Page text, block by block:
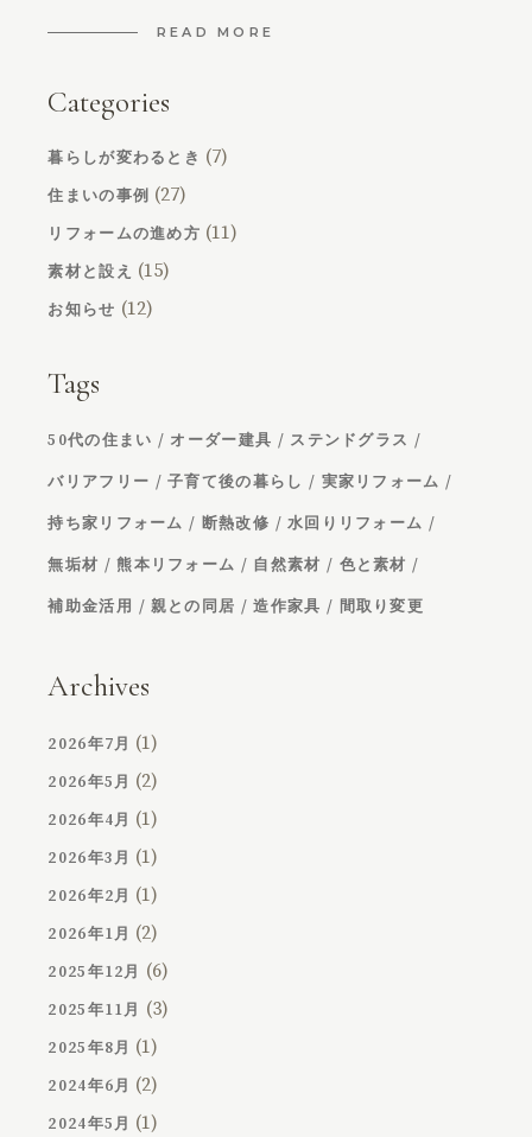
READ MORE
Categories
暮らしが変わるとき (7)
住まいの事例 (27)
リフォームの進め方 (11)
素材と設え (15)
お知らせ (12)
Tags
50代の住まい オーダー建具 ステンドグラス
バリアフリー 子育て後の暮らし 実家リフォーム
持ち家リフォーム 断熱改修 水回りリフォーム
無垢材 熊本リフォーム 自然素材 色と素材
補助金活用 親との同居 造作家具 間取り変更
Archives
2026年7月 (1)
2026年5月 (2)
2026年4月 (1)
2026年3月 (1)
2026年2月 (1)
2026年1月 (2)
2025年12月 (6)
2025年11月 (3)
2025年8月 (1)
2024年6月 (2)
2024年5月 (1)